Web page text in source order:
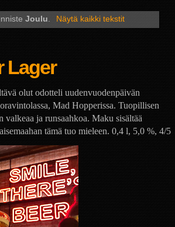
Joulu. Näytä kaikki tekstit
Lager
olut odotteli uudenvuodenpäivän
Mad Hopperissa. Tuopillisen
ja runsaahkoa. Maku sisältää
tämä tuo mieleen. 0,4 l, 5,0 %, 4/5